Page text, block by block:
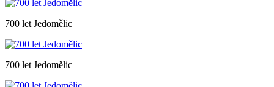
700 let Jedomělic
700 let Jedomělic